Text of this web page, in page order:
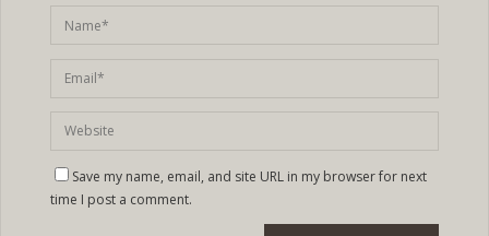
Save my name, email, and site URL in my browser for next
time I post a comment.